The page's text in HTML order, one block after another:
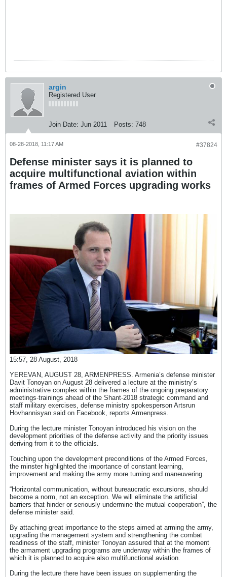
argin
Registered User
Join Date: Jun 2011 Posts: 748
#37824
08-28-2018, 11:17 AM
Defense minister says it is planned to
acquire multifunctional aviation within
frames of Armed Forces upgrading works
15:57, 28 August, 2018
YEREVAN, AUGUST 28, ARMENPRESS. Armenia’s defense minister
Davit Tonoyan on August 28 delivered a lecture at the ministry’s
administrative complex within the frames of the ongoing preparatory
meetings-trainings ahead of the Shant-2018 strategic command and
staff military exercises, defense ministry spokesperson Artsrun
Hovhannisyan said on Facebook, reports Armenpress.
During the lecture minister Tonoyan introduced his vision on the
development priorities of the defense activity and the priority issues
deriving from it to the officials.
Touching upon the development preconditions of the Armed Forces,
the minster highlighted the importance of constant learning,
improvement and making the army more turning and maneuvering.
“Horizontal communication, without bureaucratic excursions, should
become a norm, not an exception. We will eliminate the artificial
barriers that hinder or seriously undermine the mutual cooperation”, the
defense minister said.
By attaching great importance to the steps aimed at arming the army,
upgrading the management system and strengthening the combat
readiness of the staff, minister Tonoyan assured that at the moment
the armament upgrading programs are underway within the frames of
which it is planned to acquire also multifunctional aviation.
During the lecture there have been issues on supplementing the